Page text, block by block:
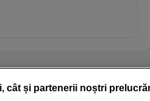
cât și partenerii noștri